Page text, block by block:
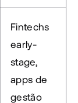
Fintechs
early-
stage,
apps de
gestão